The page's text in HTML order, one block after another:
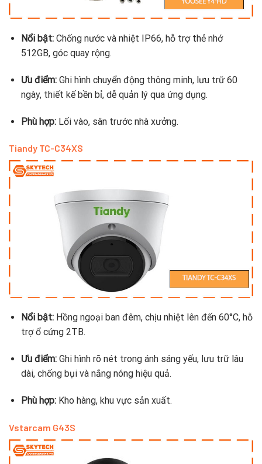
Nổi bật:Chống nước và nhiệt IP66, hỗ trợ thẻ nhớ
512GB, góc quay rộng.
Ưu điểm:Ghi hình chuyển động thông minh, lưu trữ 60
ngày, thiết kế bền bỉ, dễ quản lý qua ứng dụng.
Phù hợp:Lối vào, sân trước nhà xưởng.
Tiandy TC-C34XS
Nổi bật:Hồng ngoại ban đêm, chịu nhiệt lên đến 60°C, hỗ
trợ ổ cứng 2TB.
Ưu điểm:Ghi hình rõ nét trong ánh sáng yếu, lưu trữ lâu
dài, chống bụi và nắng nóng hiệu quả.
Phù hợp:Kho hàng, khu vực sản xuất.
Vstarcam G43S